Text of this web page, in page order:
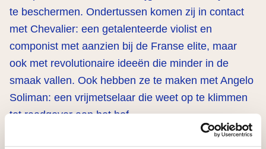
te beschermen. Ondertussen komen zij in contact
met Chevalier: een getalenteerde violist en
componist met aanzien bij de Franse elite, maar
ook met revolutionaire ideeën die minder in de
smaak vallen. Ook hebben ze te maken met Angelo
Soliman: een vrijmetselaar die weet op te klimmen
tot raadgever aan het hof.